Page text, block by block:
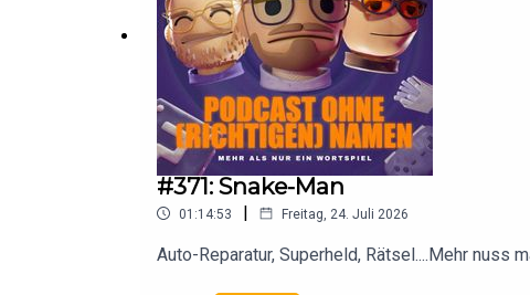
#371: Snake-Man
01:14:53 | Freitag, 24. Juli 2026
Auto-Reparatur, Superheld, Rätsel....Mehr nuss